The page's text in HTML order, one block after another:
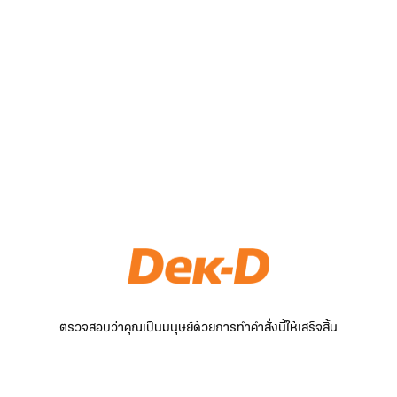
ตรวจสอบว่าคุณเป็นมนุษย์ด้วยการทำคำสั่งนี้ให้เสร็จสิ้น